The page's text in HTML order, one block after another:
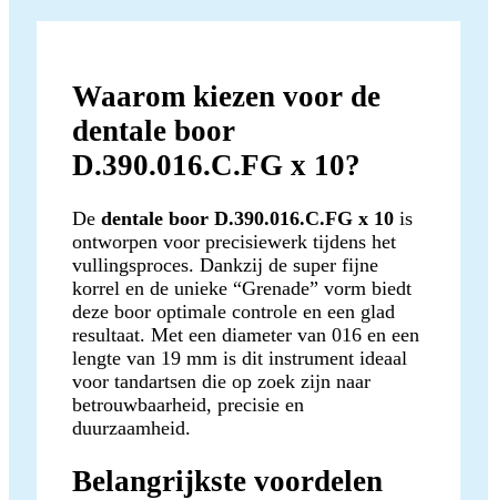
Waarom kiezen voor de
dentale boor
D.390.016.C.FG x 10?
De dentale boor D.390.016.C.FG x 10 is
ontworpen voor precisiewerk tijdens het
vullingsproces. Dankzij de super fijne
korrel en de unieke “Grenade” vorm biedt
deze boor optimale controle en een glad
resultaat. Met een diameter van 016 en een
lengte van 19 mm is dit instrument ideaal
voor tandartsen die op zoek zijn naar
betrouwbaarheid, precisie en
duurzaamheid.
Belangrijkste voordelen